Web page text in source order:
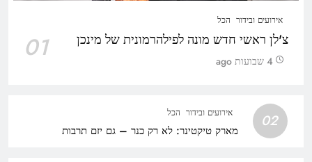
אירועים ובידור הכל
צ'לן ראשי חדש מונה לפילהרמונית של מינכן 01 4 שבועות ago
02 אירועים ובידור הכל
מארק טיקטינר: לא רק כנר – גם יזם תרבות